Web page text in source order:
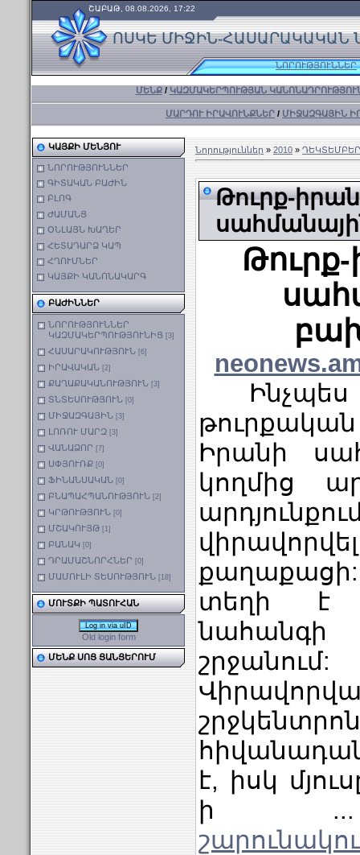
ՇԱԲԱԹ, 08.08.2026, 17:22
ՈՍԿԵ ՄԻՋԻՆ-ՀԱՍԱՐԱԿԱԿԱՆ
ՆՈՐՈՒԹՅՈՒՆՆԵՐ
ՄԵՆՔ/ ԿԱԶՄԱԿԵՐՊՈՒԹՅԱՆ
ՄԱՐԴՈՒ ԻՐԱՎՈՒՆՔՆԵՐ / ՄԻՋԱԶԳԱՅԻՆ
ԿԱՅՔԻ ՄԵՆՅՈՒ
ՆՈՐՈՒԹՅՈՒՆՆԵՐ
ԳԻՏԱԿԱՆ ԲԱԺԻՆ
ԲԼՈԳ
ԺԱՄԱՆՑ
ՕՆԼԱՅՆ ԽԱՂԵՐ
ՀԵՏԱԴԱՐՁ ԿԱՊ
ՀՂՈՒՄՆԵՐ
ԿԱՅՔԻ ԿԱՆՈՆԱԿԱՐԳ
ԲԱԺԻՆՆԵՐ
ՆՈՐՈՒԹՅՈՒՆՆԵՐ
ԿԱԶՄԱԿԵՐՊՈՒԹՅՈՒՆԻՑ [3]
ՀԱՍԱՐԱԿՈՒԹՅՈՒՆ [6]
ԻՐԱՎԱԿԱՆ [2]
ՔԱՂԱՔԱԿԱՆՈՒԹՅՈՒՆ [3]
ՏՆՏԵՍՈՒԹՅՈՒՆ [0]
ՄԻՋԱԶԳԱՅԻՆ [3]
ԼՈՌՈՒ ՄԱՐԶ [3]
ՎԱՆԱՁՈՐ [7]
ՍՓՅՈՒՌՔ [0]
ՖԻՆԱՆՍԱԿԱՆ [0]
ԲՆԱՊԱՀՊԱՆՈՒԹՅՈՒՆ [2]
ԿՐԹՈՒԹՅՈՒՆ [0]
ՄՇԱԿՈՒՅԹ [1]
ԲԱՆԱԿ [0]
ԴՐԱՄԱՇՆՈՐՀՆԵՐ [0]
ՄԱՄՈՒԼԻ ՏԵՍՈՒԹՅՈՒՆ [18]
ՄՈՒՏՔԻ ՊԱՏՈՒՀԱՆ
Log in via uID
Old login form
ՄԵՆՔ ՍՈՑ ՑԱՆՑԵՐՈՒՄ
Նորություններ»2010 » ԴԵԿՏԵՄԲԵՐ
Թուրք-
Ինչպես
Իրանի
կողմից
տեղի է
շրջանում:
է, իսկ
ի